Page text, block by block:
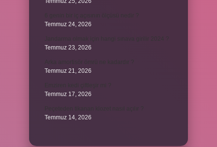
Temmuz 24, 2026
Temmuz 23, 2026
Temmuz 21, 2026
Temmuz 17, 2026
Temmuz 14, 2026